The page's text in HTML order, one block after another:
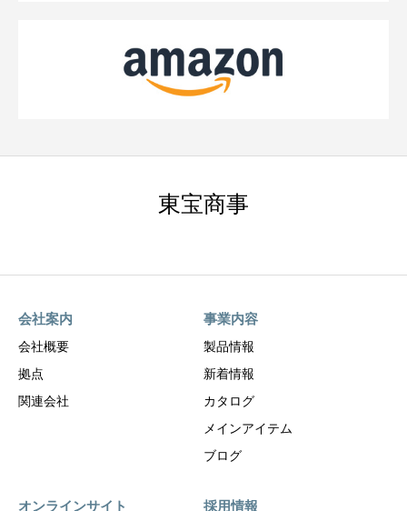
東宝商事
会社案内
会社概要
拠点
関連会社
事業内容
製品情報
新着情報
カタログ
メインアイテム
ブログ
オンラインサイト 採用情報